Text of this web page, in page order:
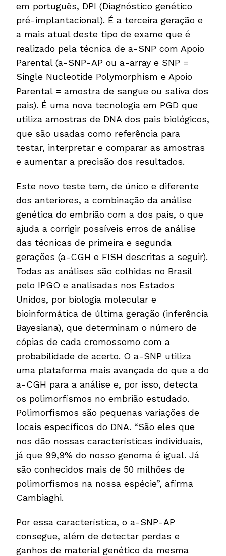
em português, DPI (Diagnóstico genético
pré-implantacional). É a terceira geração e
a mais atual deste tipo de exame que é
realizado pela técnica de a-SNP com Apoio
Parental (a-SNP-AP ou a-array e SNP =
Single Nucleotide Polymorphism e Apoio
Parental = amostra de sangue ou saliva dos
pais). É uma nova tecnologia em PGD que
utiliza amostras de DNA dos pais biológicos,
que são usadas​​ como referência para
testar, interpretar e comparar as amostras
e aumentar a precisão dos resultados.
Este novo teste tem, de único e diferente
dos anteriores, a combinação da análise
genética do embrião com a dos pais, o que
ajuda a corrigir possíveis erros de análise
das técnicas de primeira e segunda
gerações (a-CGH e FISH descritas a seguir).
Todas as análises são colhidas no Brasil
pelo IPGO e analisadas nos Estados
Unidos, por biologia molecular e
bioinformática de última geração (inferência
Bayesiana), que determinam o número de
cópias de cada cromossomo com a
probabilidade de acerto. O a-SNP utiliza
uma plataforma mais avançada do que a do
a-CGH para a análise e, por isso, detecta
os polimorfismos no embrião estudado.
Polimorfismos são pequenas variações de
locais específicos do DNA. “São eles que
nos dão nossas características individuais,
já que 99,9% do nosso genoma é igual. Já
são conhecidos mais de 50 milhões de
polimorfismos na nossa espécie”, afirma
Cambiaghi.
Por essa característica, o a-SNP-AP
consegue, além de detectar perdas e
ganhos de material genético da mesma